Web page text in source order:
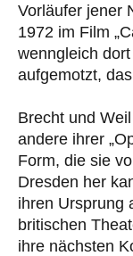
Vorläufer jener
1972 im Film
wenngleich
aufgemotzt,
Brecht und
andere ihrer
Form, die sie
Dresden her
ihren Ursprung
britischen
ihre nächsten